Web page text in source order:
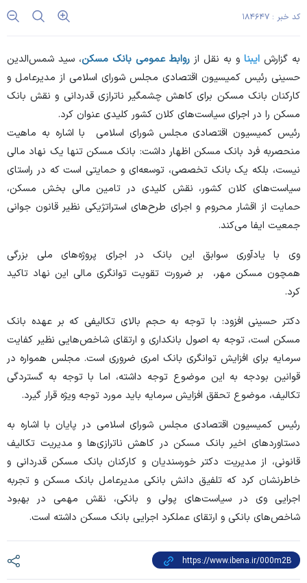
کد خبر : ۱۸۴۶۴۷
به گزارش ایبنا و به نقل از روابط عمومی بانک مسکن، سید شمس‌الدین
حسینی رئیس کمیسیون اقتصادی مجلس شورای اسلامی از مدیرعامل و
کارکنان بانک مسکن برای کاهش چشمگیر ناترازی قدردانی و نقش بانک
مسکن را در اجرای سیاست‌های کلان کشور کلیدی عنوان کرد.
رئیس کمیسیون اقتصادی مجلس شورای اسلامی با اشاره به ماهیت
منحصربه فرد بانک مسکن اظهار داشت: بانک مسکن تنها یک نهاد مالی
نیست، بلکه یک بانک تخصصی، توسعه‌ای و حمایتی است که در راستای
سیاست‌های کلان کشور، نقش کلیدی در تامین مالی بخش مسکن،
حمایت از اقشار محروم و اجرای طرح‌های استراتژیکی نظیر قانون جوانی
جمعیت ایفا می‌کند.
وی با یادآوری سوابق این بانک در اجرای پروژه‌های ملی بزرگی
همچون مسکن مهر، بر ضرورت تقویت توانگری مالی این نهاد تاکید
کرد.
دکتر حسینی افزود: با توجه به حجم بالای تکالیفی که بر عهده بانک
مسکن است، توجه به اصول بانکداری و ارتقای شاخص‌هایی نظیر کفایت
سرمایه برای افزایش توانگری بانک امری ضروری است. مجلس همواره در
قوانین بودجه به این موضوع توجه داشته، اما با توجه به گستردگی
تکالیف، موضوع تحقق افزایش سرمایه باید مورد توجه ویژه قرار گیرد.
رئیس کمیسیون اقتصادی مجلس شورای اسلامی در پایان با اشاره به
دستاوردهای اخیر بانک مسکن در کاهش ناترازی‌ها و مدیریت تکالیف
قانونی، از مدیریت دکتر خورسندیان و کارکنان بانک مسکن قدردانی و
خاطرنشان کرد که تلفیق دانش بانکی مدیرعامل بانک مسکن و تجربه
اجرایی وی در سیاست‌های پولی و بانکی، نقش مهمی در بهبود
شاخص‌های بانکی و ارتقای عملکرد اجرایی بانک مسکن داشته است.